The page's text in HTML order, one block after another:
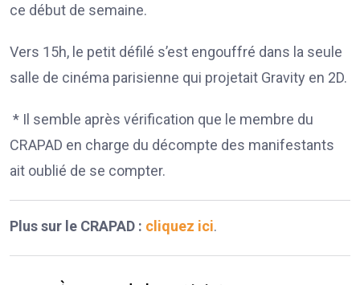
ce début de semaine.
Vers 15h, le petit défilé s’est engouffré dans la seule
salle de cinéma parisienne qui projetait Gravity en 2D.
* Il semble après vérification que le membre du
CRAPAD en charge du décompte des manifestants
ait oublié de se compter.
Plus sur le CRAPAD : cliquez ici.